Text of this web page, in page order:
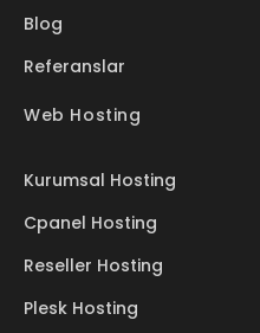
Blog
Referanslar
Web Hosting
Kurumsal Hosting
Cpanel Hosting
Reseller Hosting
Plesk Hosting